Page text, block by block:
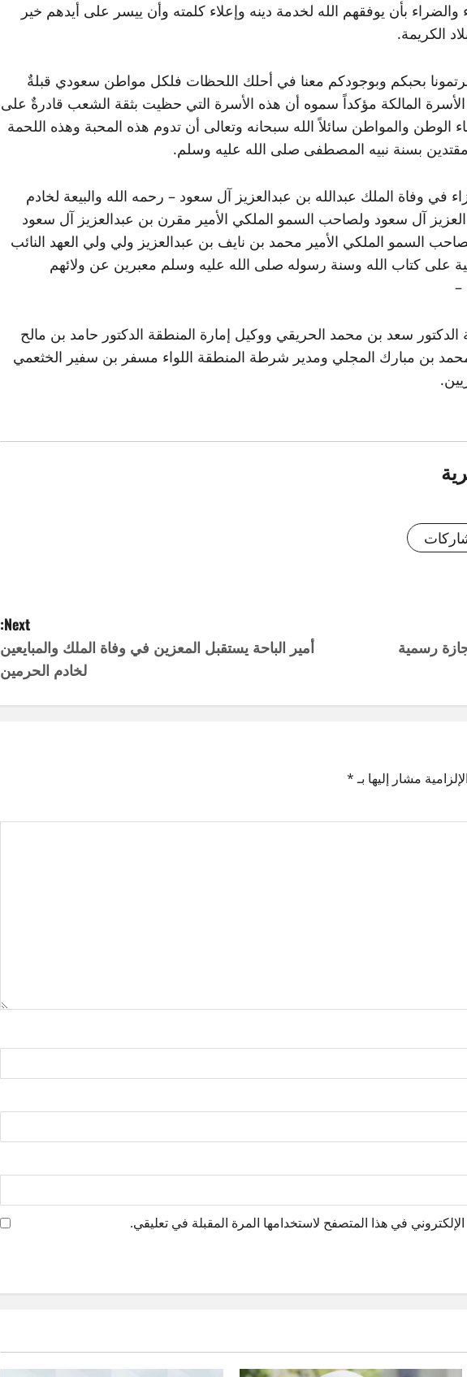
بأن يوفقهم الله لخدمة دينه وإعلاء كلمته وأن ييسر على أيدهم خير
الكريمة.
بحبكم وبوجودكم معنا في أحلك اللحظات فلكل مواطن سعودي قبلةٌ
الأسرة المالكة مؤكداً سموه أن هذه الأسرة التي حظيت بثقة الشعب قادرةٌ على
والمواطن سائلاً الله سبحانه وتعالى أن تدوم هذه المحبة وهذه اللحمة
بسنة نبيه المصطفى صلى الله عليه وسلم.
في وفاة الملك عبدالله بن عبدالعزيز آل سعود – رحمه الله والبيعة لخادم
آل سعود ولصاحب السمو الملكي الأمير مقرن بن عبدالعزيز آل سعود
السمو الملكي الأمير محمد بن نايف بن عبدالعزيز ولي ولي العهد النائب
على كتاب الله وسنة رسوله صلى الله عليه وسلم معبرين عن ولائهم
–
الدكتور سعد بن محمد الحريقي ووكيل إمارة المنطقة الدكتور حامد بن مالح
بن مبارك المجلي ومدير شرطة المنطقة اللواء مسفر بن سفير الخثعمي
رسمية
Next:
أمير الباحة يستقبل المعزين في وفاة الملك والمبايعين
لخادم الحرمين
مشار إليها بـ*
في هذا المتصفح لاستخدامها المرة المقبلة في تعليقي.